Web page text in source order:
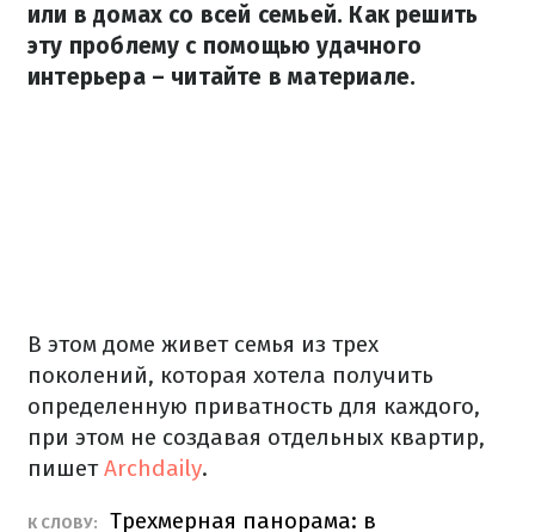
или в домах со всей семьей. Как решить
эту проблему с помощью удачного
интерьера – читайте в материале.
В этом доме живет семья из трех
поколений, которая хотела получить
определенную приватность для каждого,
при этом не создавая отдельных квартир,
пишетArchdaily.
К СЛОВУ:
Трехмерная панорама: в